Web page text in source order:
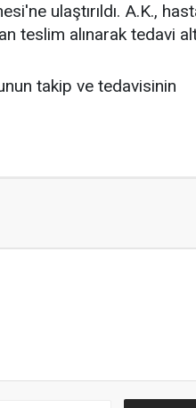
ulaştırıldı. A.K.,
teslim alınarak tedavi
takip ve tedavisinin